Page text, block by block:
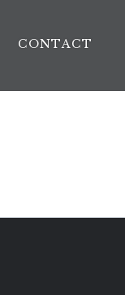
CONTACT